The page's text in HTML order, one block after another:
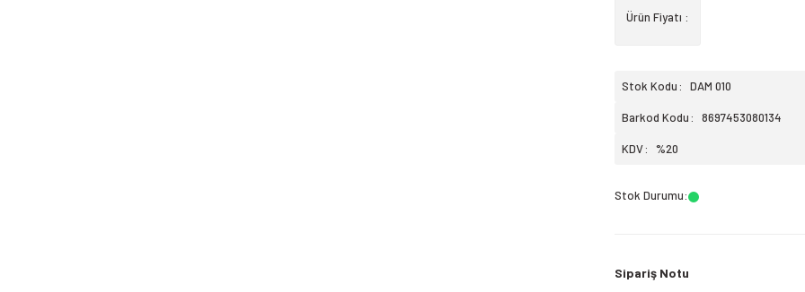
Ürün Fiyatı :
Stok Kodu DAM 010
Barkod Kodu 8697453080134
KDV %20
Stok Durumu:
Sipariş Notu